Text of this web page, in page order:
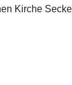
Kirche